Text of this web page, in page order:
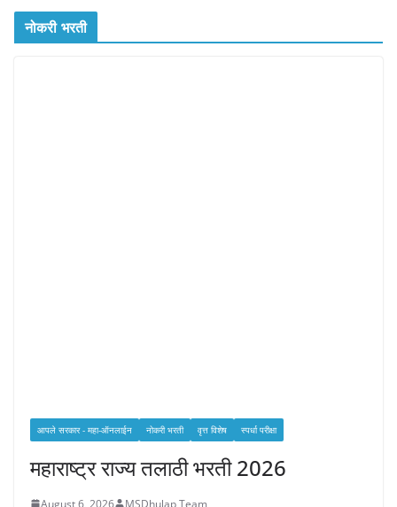
नोकरी भरती
आपले सरकार - महा-ऑनलाईन नोकरी भरती वृत्त विशेष स्पर्धा परीक्षा
महाराष्ट्र राज्य तलाठी भरती 2026
August 6, 2026 MSDhulap Team